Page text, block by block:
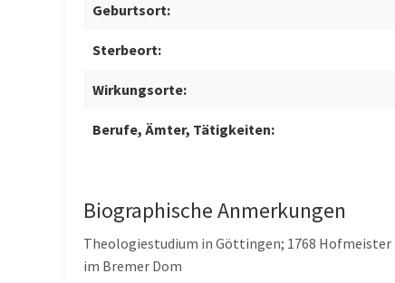
Geburtsort:
Sterbeort:
Wirkungsorte:
Berufe, Ämter, Tätigkeiten:
Biographische Anmerkungen
Theologiestudium in Göttingen; 1768 Hofmeister
im Bremer Dom